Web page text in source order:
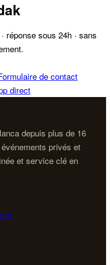
réponse sous 24h · sans
de contact
direct
depuis plus de 16
privés et
et service clé en